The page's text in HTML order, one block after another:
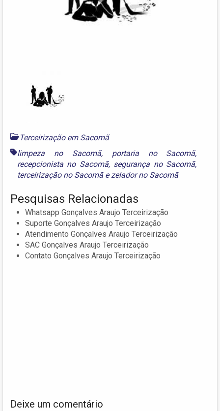
Terceirização em Sacomã
limpeza no Sacomã, portaria no Sacomã,
recepcionista no Sacomã, segurança no Sacomã,
terceirização no Sacomãezelador no Sacomã
Pesquisas Relacionadas
Whatsapp Gonçalves Araujo Terceirização
Suporte Gonçalves Araujo Terceirização
Atendimento Gonçalves Araujo Terceirização
SAC Gonçalves Araujo Terceirização
Contato Gonçalves Araujo Terceirização
Deixe um comentário